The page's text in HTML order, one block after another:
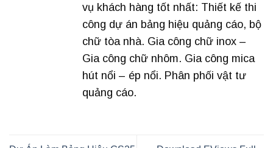
vụ khách hàng tốt nhất: Thiết kế thi
công dự án bảng hiệu quảng cáo, bộ
chữ tòa nhà. Gia công chữ inox –
Gia công chữ nhôm. Gia công mica
hút nổi – ép nổi. Phân phối vật tư
quảng cáo.